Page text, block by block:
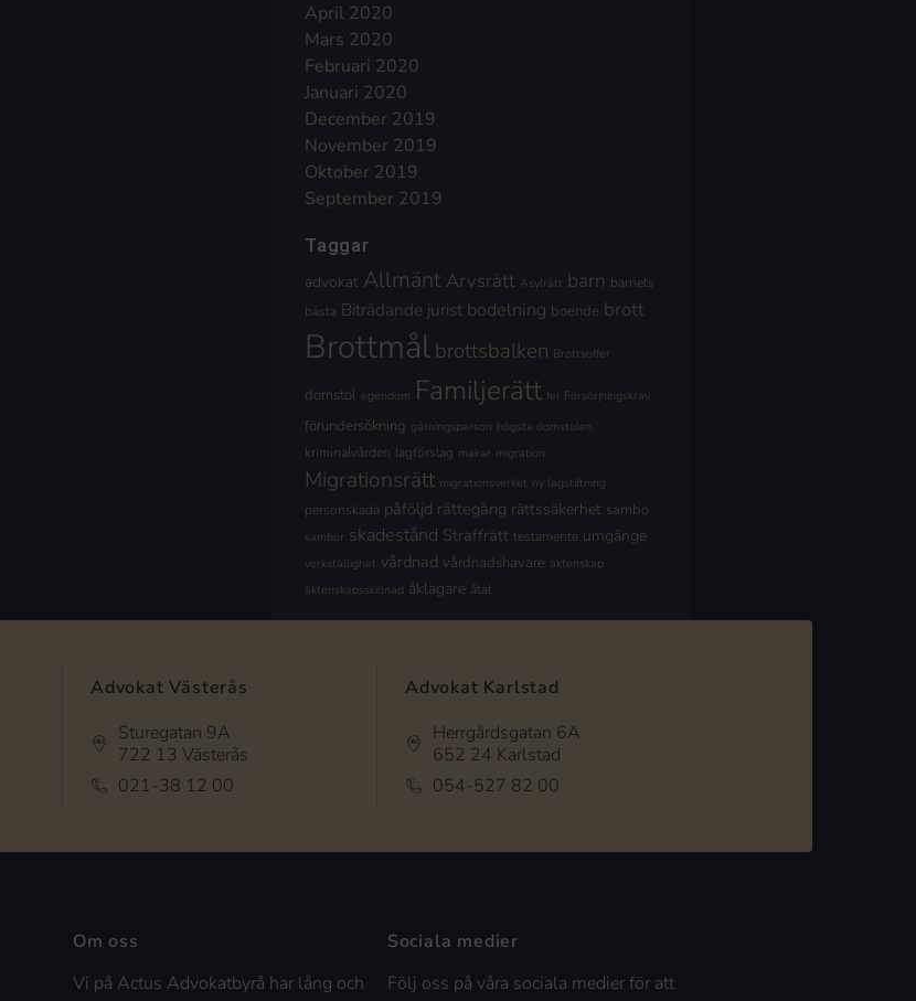
April 2020
Mars 2020
Februari 2020
Januari 2020
December 2019
November 2019
Oktober 2019
September 2019
Taggar
advokat Allmänt Arvsrätt Asylrätt barn barnets
bästa Biträdande jurist bodelning boende brott
Brottmålbrottsbalken Brottsoffer
domstol egendom Familjerätt fel Försörjningskrav
förundersökning gärningsperson högsta domstolen
kriminalvården lagförslag makar migration
Migrationsrätt migrationsverket ny lagstiftning
personskada påföljd rättegång rättssäkerhet sambo
sambor skadestånd Straffrätt testamente umgänge
verkställighet vårdnad vårdnadshavare äktenskap
äktenskapsskillnad åklagare åtal
Advokat Västerås
Sturegatan 9A
722 13 Västerås
021-38 12 00
Advokat Karlstad
Herrgårdsgatan 6A
652 24 Karlstad
054-527 82 00
Om oss
Vi på Actus Advokatbyrå har lång och
Sociala medier
Följ oss på våra sociala medier för att